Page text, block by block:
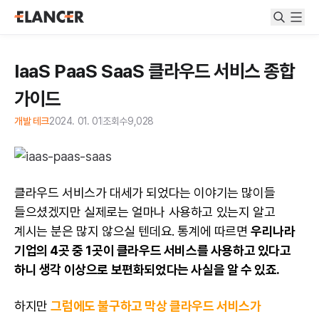
IaaS PaaS SaaS 클라우드 서비스 종합
가이드
개발 테크2024. 01. 01 조회수9,028
클라우드 서비스가 대세가 되었다는 이야기는 많이들
들으셨겠지만 실제로는 얼마나 사용하고 있는지 알고
계시는 분은 많지 않으실 텐데요. 통계에 따르면우리나라
기업의 4곳 중 1곳이 클라우드 서비스를 사용하고 있다고
하니 생각 이상으로 보편화되었다는 사실을 알 수 있죠.
하지만 그럼에도 불구하고 막상 클라우드 서비스가